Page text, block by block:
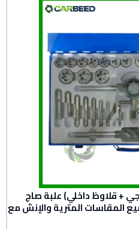
+ قلاوظ داخلي) علبة صاج
جميع المقاسات المترية والإنش مع